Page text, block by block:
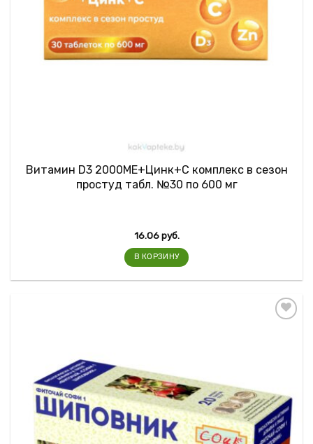
Витамин D3 2000ME+Цинк+С комплекс в сезон
простуд табл. №30 по 600 мг
16.06руб.
В КОРЗИНУ